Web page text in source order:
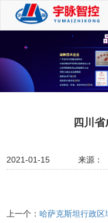
四川
2021-01-15 来源：
上一个：哈萨克斯坦行政区